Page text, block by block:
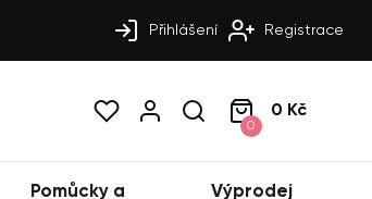
Přihlášení Registrace
0
0 Kč
Pomůcky a
Výprodej